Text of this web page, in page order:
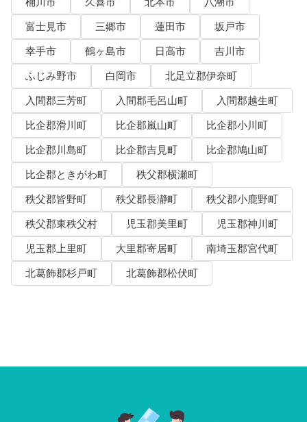
富士見市
三郷市 蓮田市
坂戸市
幸手市
鶴ヶ島市 日高市
吉川市
ふじみ野市
白岡市
北足立郡伊奈町
入間郡三芳町
入間郡毛呂山町
入間郡越生町
比企郡滑川町
比企郡嵐山町
比企郡小川町
比企郡川島町
比企郡吉見町
比企郡鳩山町
比企郡ときがわ町
秩父郡横瀬町
秩父郡皆野町
秩父郡長瀞町
秩父郡小鹿野町
秩父郡東秩父村
児玉郡美里町
児玉郡神川町
児玉郡上里町
大里郡寄居町
南埼玉郡宮代町
北葛飾郡杉戸町
北葛飾郡松伏町